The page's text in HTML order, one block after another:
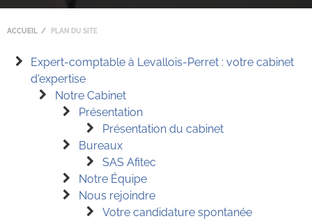
ACCUEIL PLAN DU SITE
Expert-comptable à Levallois-Perret : votre cabinet
d'expertise
Notre Cabinet
Présentation
Présentation du cabinet
Bureaux
SAS Afitec
Notre Équipe
Nous rejoindre
Votre candidature spontanée